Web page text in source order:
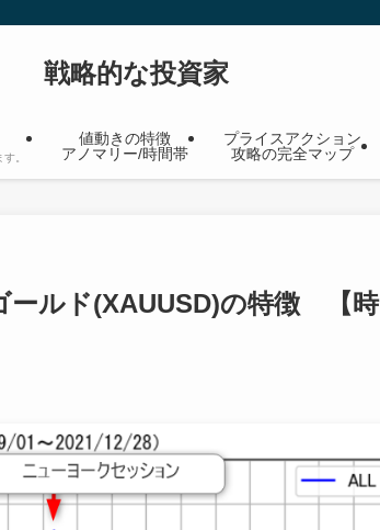
戦略的な投資家
。
値動きの特徴
アノマリー/時間帯
プライスアクション
攻略の完全マップ
ールド(XAUUSD)の特徴 【時